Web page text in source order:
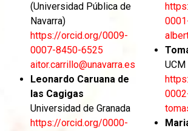
(Universidad Pública de
Navarra)
https://orcid.org/0009-
0007-8450-6525
aitor.carrillo@unavarra.es
Leonardo Caruana de
las Cagigas
Universidad de Granada
https://orcid.org/0000-
UCM